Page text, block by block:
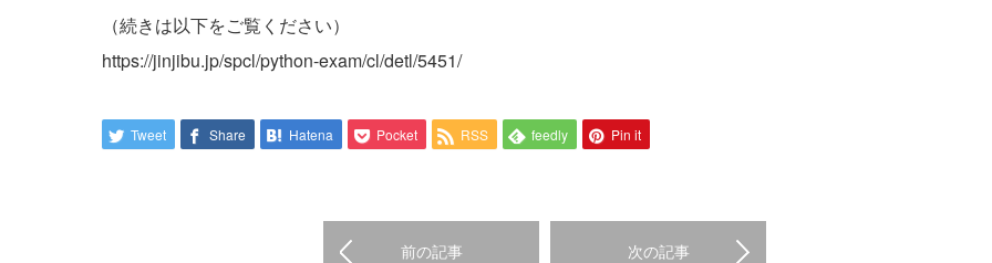
（続きは以下をご覧ください）
https://jinjibu.jp/spcl/python-exam/cl/detl/5451/
Tweet Share Hatena Pocket RSS feedly Pin it
前の記事 次の記事